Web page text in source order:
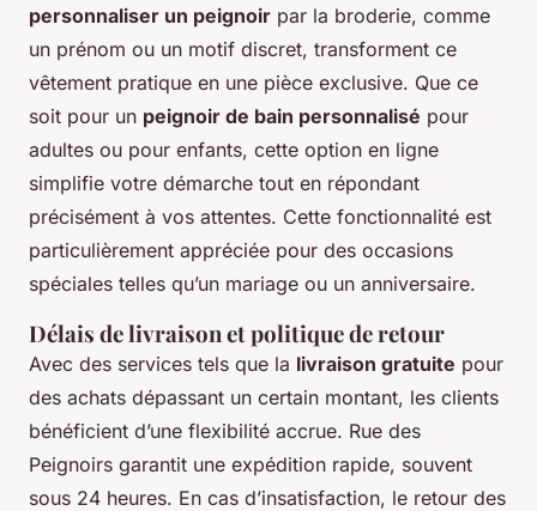
personnaliser un peignoir par la broderie, comme
un prénom ou un motif discret, transforment ce
vêtement pratique en une pièce exclusive. Que ce
soit pour un peignoir de bain personnalisé pour
adultes ou pour enfants, cette option en ligne
simplifie votre démarche tout en répondant
précisément à vos attentes. Cette fonctionnalité est
particulièrement appréciée pour des occasions
spéciales telles qu’un mariage ou un anniversaire.
Délais de livraison et politique de retour
Avec des services tels que la livraison gratuite pour
des achats dépassant un certain montant, les clients
bénéficient d’une flexibilité accrue. Rue des
Peignoirs garantit une expédition rapide, souvent
sous 24 heures. En cas d’insatisfaction, le retour des